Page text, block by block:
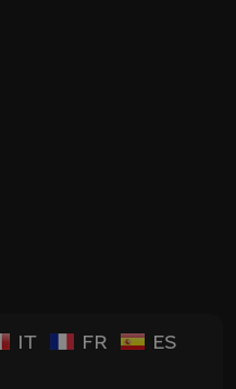
IT FR ES